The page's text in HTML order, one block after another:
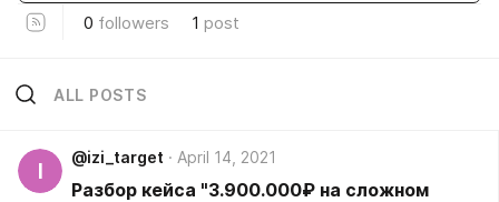
0 followers 1 post
ALL POSTS
I
@izi_target April 14, 2021
Разбор кейса "3.900.000₽ на сложном